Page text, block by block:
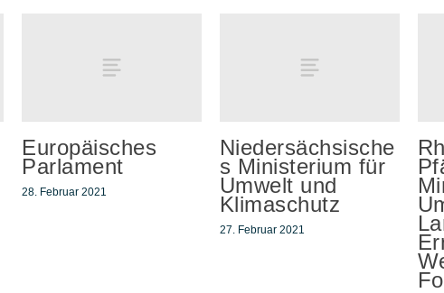
Europäisches
Parlament
28. Februar 2021
Niedersächsische
s Ministerium für
Umwelt und
Klimaschutz
27. Februar 2021